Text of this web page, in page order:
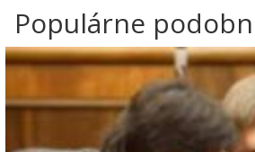
Populárne